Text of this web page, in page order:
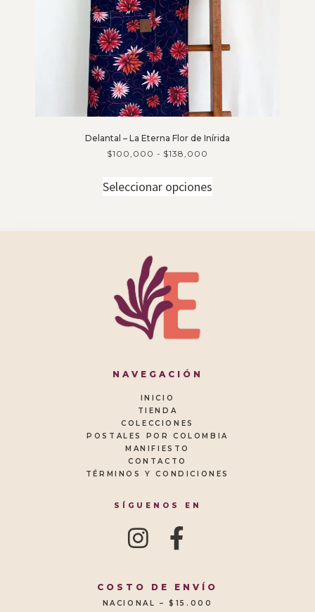
Delantal – La Eterna Flor de Inírida
$100,000 - $138,000
Seleccionar opciones
NAVEGACIÓN
INICIO
TIENDA
COLECCIONES
POSTALES POR COLOMBIA
MANIFIESTO
CONTACTO
TÉRMINOS Y CONDICIONES
SÍGUENOS EN
COSTO DE ENVÍO
NACIONAL – $15.000